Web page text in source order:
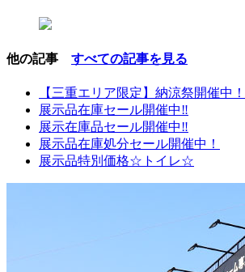
他の記事 すべての記事を見る
【三重エリア限定】納涼祭開催中！
展示品在庫セール開催中‼
展示在庫品セール開催中‼
展示品在庫処分セール開催中！
展示品特別価格☆トイレ☆